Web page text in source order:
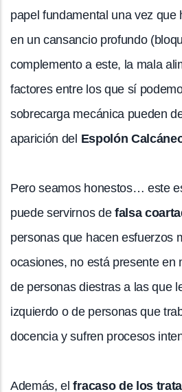
papel fundamental una vez que
en un cansancio profundo
complemento a este, la mala
factores entre los que sí
sobrecarga mecánica pueden
aparición del Espolón
Pero seamos honestos… este
puede servirnos de falsa
personas que hacen esfuerzos
ocasiones, no está presente en
de personas diestras a las que
izquierdo o de personas que
docencia y sufren procesos
Además, elfracaso de los